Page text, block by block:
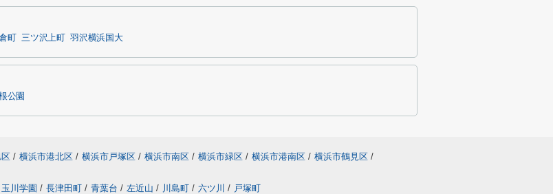
町 三ツ沢上町 羽沢横浜国大
公園
/ 横浜市港北区 / 横浜市戸塚区 / 横浜市南区 / 横浜市緑区 / 横浜市港南区 / 横浜市鶴見区 /
玉川学園 / 長津田町 / 青葉台 / 左近山 / 川島町 / 六ツ川 / 戸塚町